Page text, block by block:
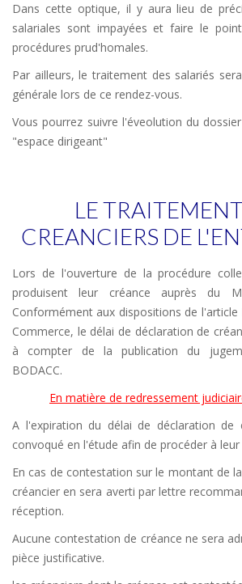
Dans cette optique, il y aura lieu de
salariales sont impayées et faire le
procédures prud'homales.
Par ailleurs, le traitement des salariés
générale lors de ce rendez-vous.
Vous pourrez suivre l'éveolution du
"espace dirigeant"
LE
CREANCIERS DE
Lors de l'ouverture de la procédure
produisent leur créance auprès du
Conformément aux dispositions de l'article
Commerce, le délai de déclaration de
à compter de la publication du
BODACC.
En matière de redressement
A l'expiration du délai de déclaration de
convoqué en l'étude afin de procéder à
En cas de contestation sur le montant de
créancier en sera averti par lettre
réception.
Aucune contestation de créance ne sera
pièce justificative.